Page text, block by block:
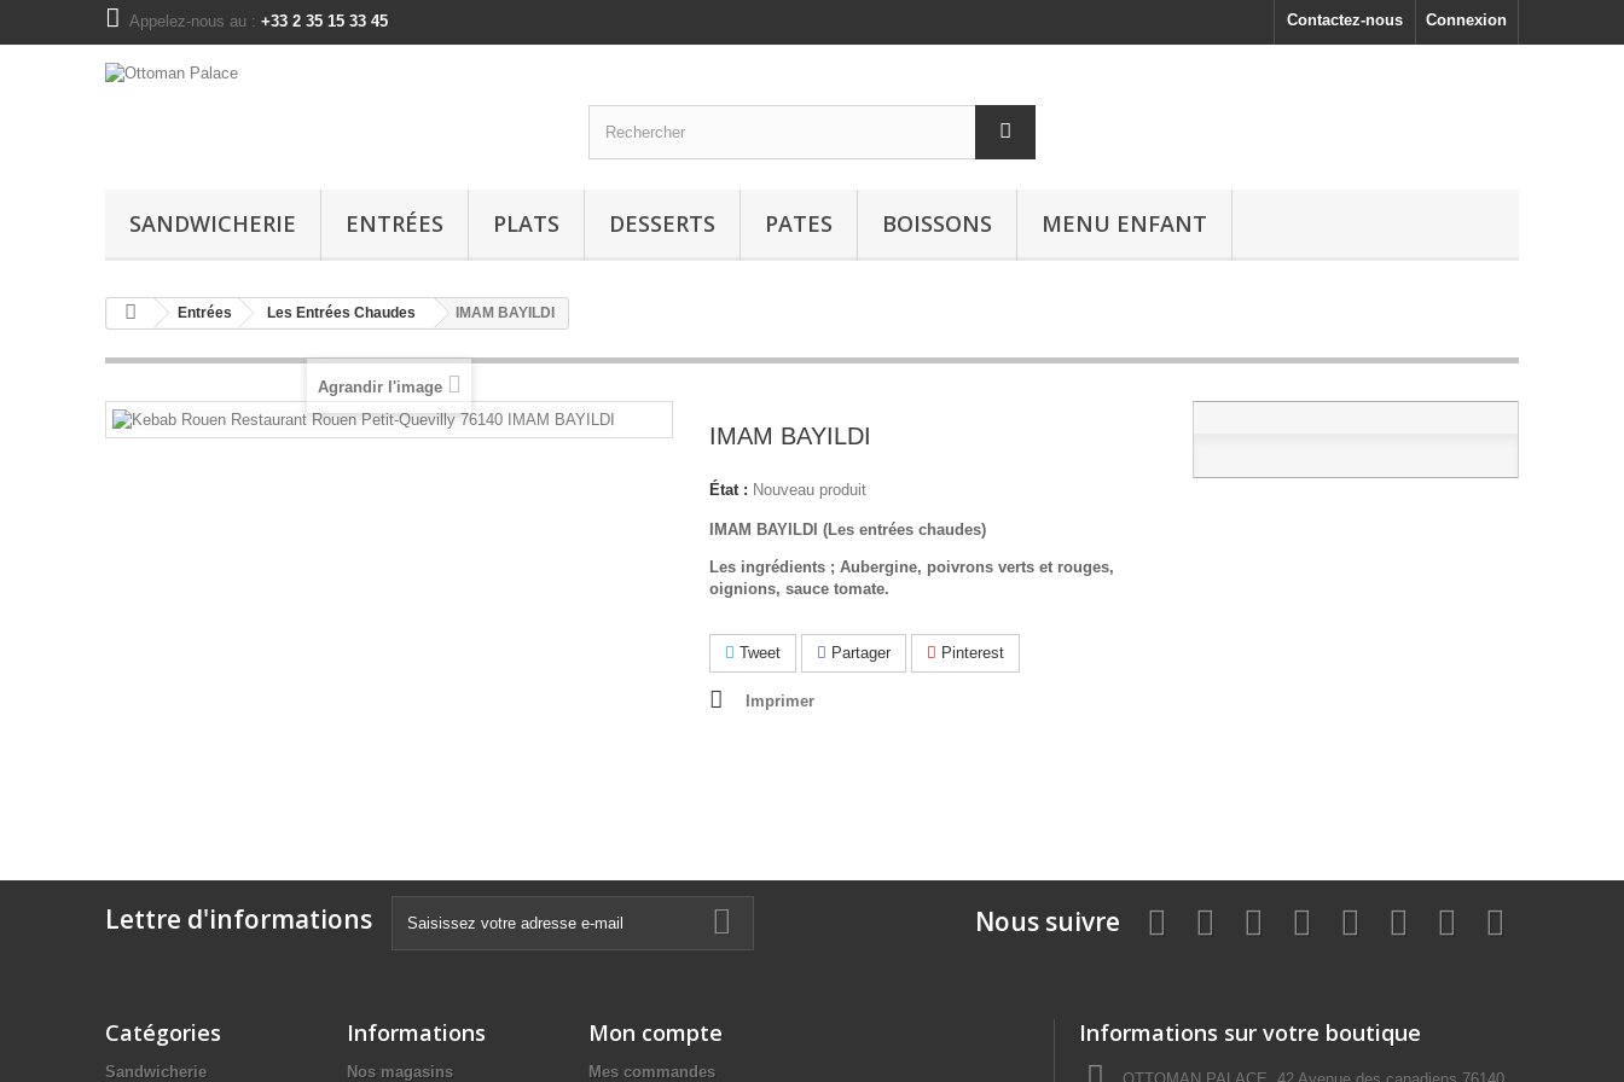
Connexion
Contactez-nous
Appelez-nous au : +33 2 35 15 33 45
SANDWICHERIE ENTRÉES PLATS DESSERTS PATES BOISSONS MENU ENFANT
Entrées Les Entrées Chaudes IMAM BAYILDI
Agrandir l'image
IMAM BAYILDI
État : Nouveau produit
IMAM BAYILDI (Les entrées chaudes)
Les ingrédients ; Aubergine, poivrons verts et rouges,
oignions, sauce tomate.
Tweet Partager Pinterest
Imprimer
Lettre d'informations Nous suivre
Catégories
Sandwicherie
Informations
Nos magasins
Mon compte
Mes commandes
Informations sur votre boutique